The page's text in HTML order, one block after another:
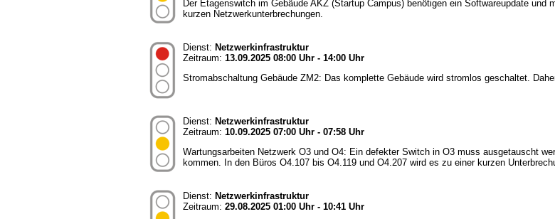
Der Etagenswitch im Gebäude AKZ (Startup Campus) benötigen ein Softwareupdate
kurzen Netzwerkunterbrechungen.
Dienst: Netzwerkinfrastruktur
Zeitraum: 13.09.2025 08:00 Uhr - 14:00 Uhr
Stromabschaltung Gebäude ZM2: Das komplette Gebäude wird stromlos geschaltet.
Dienst: Netzwerkinfrastruktur
Zeitraum: 10.09.2025 07:00 Uhr - 07:58 Uhr
Wartungsarbeiten Netzwerk O3 und O4: Ein defekter Switch in O3 muss ausgetauscht
kommen. In den Büros O4.107 bis O4.119 und O4.207 wird es zu einer kurzen
Dienst: Netzwerkinfrastruktur
Zeitraum: 29.08.2025 01:00 Uhr - 10:41 Uhr